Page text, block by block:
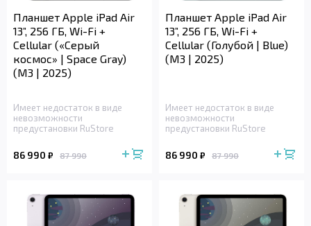
Планшет Apple iPad Air
13”, 256 ГБ, Wi-Fi +
Cellular («Серый
космос» | Space Gray)
(M3 | 2025)
Имеет недостаток в виде
невозможности
предустановки RuStore
86 990 ₽ 87 990
Планшет Apple iPad Air
13”, 256 ГБ, Wi-Fi +
Cellular (Голубой | Blue)
(M3 | 2025)
Имеет недостаток в виде
невозможности
предустановки RuStore
86 990 ₽ 87 990